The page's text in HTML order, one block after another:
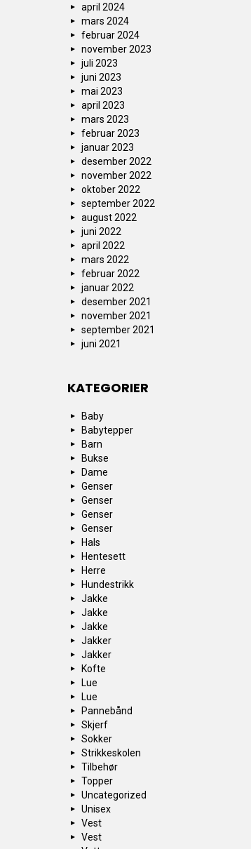
april 2024
mars 2024
februar 2024
november 2023
juli 2023
juni 2023
mai 2023
april 2023
mars 2023
februar 2023
januar 2023
desember 2022
november 2022
oktober 2022
september 2022
august 2022
juni 2022
april 2022
mars 2022
februar 2022
januar 2022
desember 2021
november 2021
september 2021
juni 2021
KATEGORIER
Baby
Babytepper
Barn
Bukse
Dame
Genser
Genser
Genser
Genser
Hals
Hentesett
Herre
Hundestrikk
Jakke
Jakke
Jakke
Jakker
Jakker
Kofte
Lue
Lue
Pannebånd
Skjerf
Sokker
Strikkeskolen
Tilbehør
Topper
Uncategorized
Unisex
Vest
Vest